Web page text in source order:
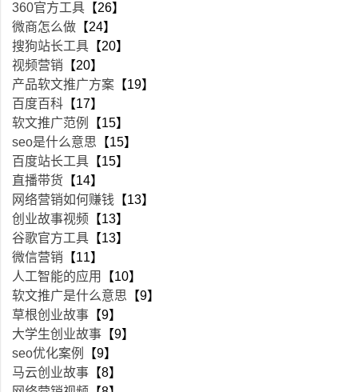
360官方工具 【26】
微商怎么做 【24】
搜狗站长工具 【20】
视频营销 【20】
产品软文推广方案 【19】
百度百科 【17】
软文推广范例
【15】
seo是什么意思 【15】
百度站长工具 【15】
直播带货 【14】
网络营销如何赚钱 【13】
创业故事视频 【13】
谷歌官方工具 【13】
微信营销 【11】
人工智能的应用
【10】
软文推广是什么意思 【9】
草根创业故事 【9】
大学生创业故事 【9】
seo优化案例
【9】
马云创业故事 【8】